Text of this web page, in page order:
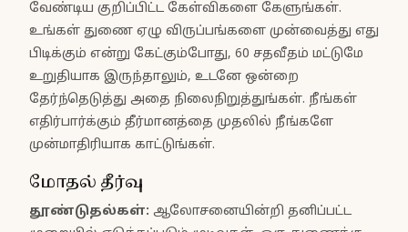
வேண்டிய குறிப்பிட்ட கேள்விகளை கேளுங்கள்.
உங்கள் துணை ஏழு விருப்பங்களை முன்வைத்து எது
பிடிக்கும் என்று கேட்கும்போது, 60 சதவீதம் மட்டுமே
உறுதியாக இருந்தாலும், உடனே ஒன்றை
தேர்ந்தெடுத்து அதை நிலைநிறுத்துங்கள். நீங்கள்
எதிர்பார்க்கும் தீர்மானத்தை முதலில் நீங்களே
முன்மாதிரியாக காட்டுங்கள்.
மோதல் தீர்வு
தூண்டுதல்கள்: ஆலோசனையின்றி தனிப்பட்ட